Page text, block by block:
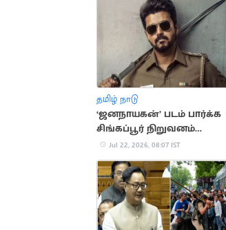
தமிழ் நாடு
‘ஜனநாயகன்’ படம் பார்க்க
சிங்கப்பூர் நிறுவனம்
விடுமுறை அறிவிப்பு
Jul 22, 2026, 08:07 IST